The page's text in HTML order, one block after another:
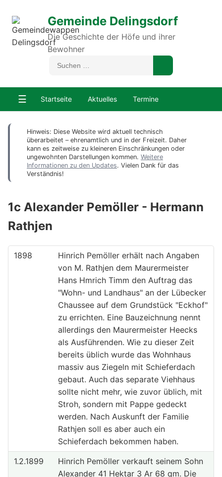
Gemeinde Delingsdorf
Die Geschichte der Höfe und ihrer
Bewohner
☰ Startseite Aktuelles Termine
Hinweis: Diese Website wird aktuell technisch
überarbeitet – ehrenamtlich und in der Freizeit. Daher
kann es zeitweise zu kleineren Einschränkungen oder
ungewohnten Darstellungen kommen. Weitere
Informationen zu den Updates. Vielen Dank für das
Verständnis!
1c Alexander Pemöller - Hermann
Rathjen
1898
Hinrich Pemöller erhält nach Angaben
von M. Rathjen dem Maurermeister
Hans Hmrich Timm den Auftrag das
"Wohn- und Landhaus" an der Lübecker
Chaussee auf dem Grundstück "Eckhof"
zu errichten. Eine Bauzeichnung nennt
allerdings den Maurermeister Heecks
als Ausführenden. Wie zu dieser Zeit
bereits üblich wurde das Wohnhaus
massiv aus Ziegeln mit Schieferdach
gebaut. Auch das separate Viehhaus
sollte nicht mehr, wie zuvor üblich, mit
Stroh, sondern mit Pappe gedeckt
werden. Nach Auskunft der Familie
Rathjen soll es aber auch ein
Schieferdach bekommen haben.
1.2.1899
Hinrich Pemöller verkauft seinem Sohn
Alexander 41 Hektar 3 Ar 68 qm. Die